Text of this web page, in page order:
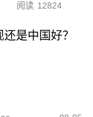
阅读 12824
是中国好？